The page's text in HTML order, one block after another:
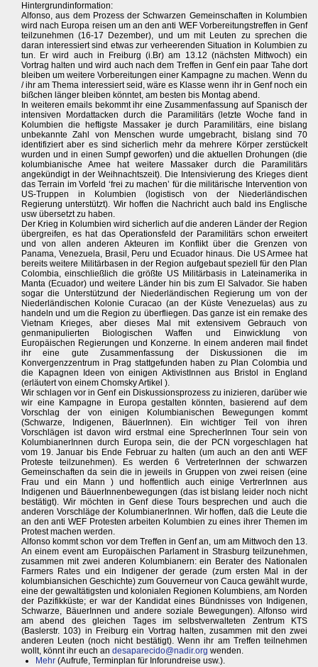
Hintergrundinformation:
Alfonso, aus dem Prozess der Schwarzen Gemeinschaften in Kolumbien
wird nach Europa reisen um an den anti WEF Vorbereitungstreffen in Genf
teilzunehmen (16-17 Dezember), und um mit Leuten zu sprechen die
daran interessiert sind etwas zur verheerenden Situation in Kolumbien zu
tun. Er wird auch in Freiburg (i.Br) am 13.12 (nächsten Mittwoch) ein
Vortrag halten und wird auch nach dem Treffen in Genf ein paar Tahe dort
bleiben um weitere Vorbereitungen einer Kampagne zu machen. Wenn du
/ ihr am Thema interessiert seid, wäre es Klasse wenn ihr in Genf noch ein
bißchen länger bleiben könntet, am besten bis Montag abend.
In weiteren emails bekommt ihr eine Zusammenfassung auf Spanisch der
intensiven Mordattacken durch die Paramilitärs (letzte Woche fand in
Kolumbien die heftigste Massaker je durch Paramilitärs, eine bislang
unbekannte Zahl von Menschen wurde umgebracht, bislang sind 70
identifiziert aber es sind sicherlich mehr da mehrere Körper zerstückelt
wurden und in einen Sumpf geworfen) und die aktuellen Drohungen (die
kolumbianische Amee hat weitere Massaker durch die Paramilitärs
angekündigt in der Weihnachtszeit). Die Intensivierung des Krieges dient
das Terrain im Vorfeld ‘frei zu machen’ für die militärische Intervention von
US-Truppen in Kolumbien (logistisch von der Niederländischen
Regierung unterstützt). Wir hoffen die Nachricht auch bald ins Englische
usw übersetzt zu haben.
Der Krieg in Kolumbien wird sicherlich auf die anderen Länder der Region
übergreifen, es hat das Operationsfeld der Paramilitärs schon erweitert
und von allen anderen Akteuren im Konflikt über die Grenzen von
Panama, Venezuela, Brasil, Peru und Ecuador hinaus. Die US Armee hat
bereits weitere Militärbasen in der Region aufgebaut speziell für den Plan
Colombia, einschließlich die größte US Militärbasis in Lateinamerika in
Manta (Ecuador) und weitere Länder hin bis zum El Salvador. Sie haben
sogar die Unterstützund der Niederländischen Regierung um von der
Niederländischen Kolonie Curacao (an der Küste Venezuelas) aus zu
handeln und um die Region zu überfliegen. Das ganze ist ein remake des
Vietnam Krieges, aber dieses Mal mit extensivem Gebrauch von
genmanipulierten Biologischen Waffen und Einwicklung von
Europäischen Regierungen und Konzerne. In einem anderen mail findet
ihr eine gute Zusammenfassung der Diskussionen die im
Konvergenzzentrum in Prag stattgefunden haben zu Plan Colombia und
die Kapagnen Ideen von einigen AktivistInnen aus Bristol in England
(erläutert von einem Chomsky Artikel ).
Wir schlagen vor in Genf ein Diskussionsprozess zu inizieren, darüber wie
wir eine Kampagne in Europa gestalten könnten, basierend auf dem
Vorschlag der von einigen Kolumbianischen Bewegungen kommt
(Schwarze, Indigenen, BäuerInnen). Ein wichtiger Teil von ihren
Vorschlägen ist davon wird erstmal eine SprecherInnen Tour sein von
KolumbianerInnen durch Europa sein, die der PCN vorgeschlagen hat
vom 19. Januar bis Ende Februar zu halten (um auch an den anti WEF
Proteste teilzunehmen). Es werden 6 VertreterInnen der schwarzen
Gemeinschaften da sein die in jeweils in Gruppen von zwei reisen (eine
Frau und ein Mann ) und hoffentlich auch einige VertrerInnen aus
Indigenen und BäuerInnenbewegungen (das ist bislang leider noch nicht
bestätigt). Wir möchten in Genf diese Tours besprechen und auch die
anderen Vorschläge der KolumbianerInnen. Wir hoffen, daß die Leute die
an den anti WEF Protesten arbeiten Kolumbien zu eines ihrer Themen im
Protest machen werden.
Alfonso kommt schon vor dem Treffen in Genf an, um am Mittwoch den 13.
An einem event am Europäischen Parlament in Strasburg teilzunehmen,
zusammen mit zwei anderen Kolumbianern: ein Berater des Nationalen
Farmers Rates und ein Indigener der gerade (zum ersten Mal in der
kolumbiansichen Geschichte) zum Gouverneur von Cauca gewählt wurde,
eine der gewaltätigsten und kolonialen Regionen Kolumbiens, am Norden
der Pazifikküste; er war der Kandidat eines Bündnisses von Indigenen,
Schwarze, BäuerInnen und andere soziale Bewegungen). Alfonso wird
am abend des gleichen Tages im selbstverwalteten Zentrum KTS
(Baslerstr. 103) in Freiburg ein Vortrag halten, zusammen mit den zwei
anderen Leuten (noch nicht bestätigt). Wenn ihr am Treffen teilnehmen
wollt, könnt ihr euch an desaparecido@nadir.org wenden.
Mehr (Aufrufe, Terminplan für Inforundreise usw.).